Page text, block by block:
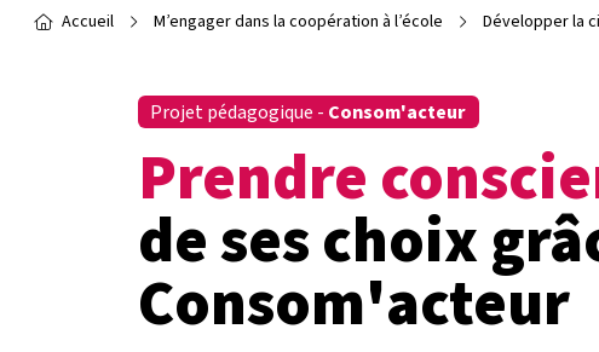
Fil d'Ariane
Accueil M’engager dans la coopération à l’école Développer la
Projet pédagogique - Consom'acteur
Prendre
de ses choix
Consom'acteur